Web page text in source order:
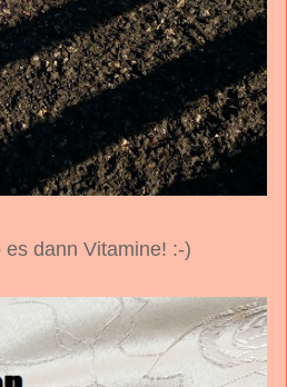
dann Vitamine! :-)